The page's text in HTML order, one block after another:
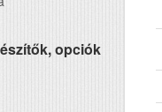
opciók